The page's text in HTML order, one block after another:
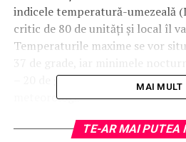
indicele temperatură-umezeală
critic de 80 de unităţi şi local îl
Temperaturile maxime se vor
– 20 de grade”, se arată în
meteorologi.
Codul portocaliu de caniculă şi
MAI MULT
TE-AR MAI PUTEA